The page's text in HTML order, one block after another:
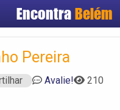
EncontraBelém
Cadastrar
Criar conta
Pereira
Avalie! 210